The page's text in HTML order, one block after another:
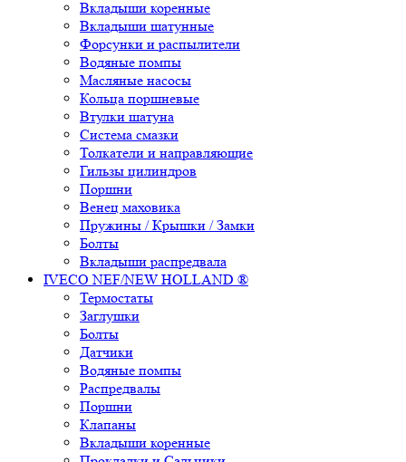
Вкладыши коренные
Вкладыши шатунные
Форсунки и распылители
Водяные помпы
Масляные насосы
Кольца поршневые
Втулки шатуна
Система смазки
Толкатели и направляющие
Гильзы цилиндров
Поршни
Венец маховика
Пружины / Крышки / Замки
Болты
Вкладыши распредвала
IVECO NEF/NEW HOLLAND ®
Термостаты
Заглушки
Болты
Датчики
Водяные помпы
Распредвалы
Поршни
Клапаны
Вкладыши коренные